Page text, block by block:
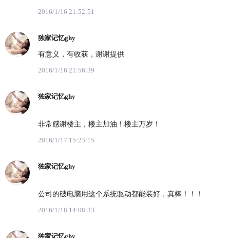
2016/1/16 21:52:51
独家记忆ghy
有意义，有收获，谢谢提供
2016/1/16 21:56:39
独家记忆ghy
非常感谢楼主，楼主加油！楼主万岁！
2016/1/17 15:23:15
独家记忆ghy
公司的破电脑用这个系统驱动都能装好，真棒！！！
2016/1/18 14:08:33
独家记忆ghy